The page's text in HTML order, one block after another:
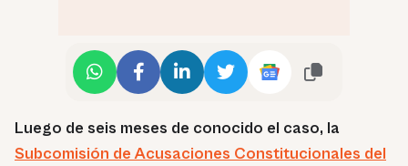
Luego de seis meses de conocido el caso, la
Subcomisión de Acusaciones Constitucionales del